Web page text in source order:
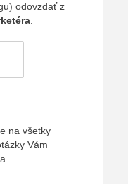
odovzdať z
na všetky
Vám